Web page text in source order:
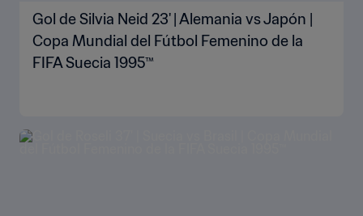
Gol de Silvia Neid 23' | Alemania vs Japón |
Copa Mundial del Fútbol Femenino de la
FIFA Suecia 1995™